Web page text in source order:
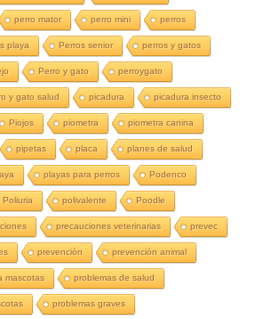
perro mator perro mini perros
playa Perros senior perros y gatos
Perro y gato perroygato
y gato salud picadura picadura insecto
Piojos piometra piometra canina
pipetas placa planes de salud
playas para perros Podenco
Poliuria polivalente Poodle
precauciones veterinarias prevec
prevención prevención animal
mascotas problemas de salud
problemas graves